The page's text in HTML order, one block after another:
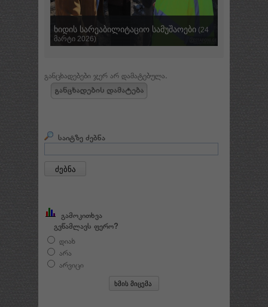
ხიდის სარეაბილიტაციო სამუშაოები(24
მარტი 2026)
განცხადებები ჯერ არ დამატებულა.
საიტზე ძებნა
გამოკითხვა
გვწამლავს ფერო?
დიახ
არა
არვიცი